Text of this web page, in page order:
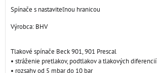
Spínače s nastaviteľnou hranicou
Výrobca: BHV
Tlakové spínače Beck 901, 901 Prescal
• stráženie pretlakov, podtlakov a tlakových diferencií
• rozsahy od 5 mbar do 10 bar